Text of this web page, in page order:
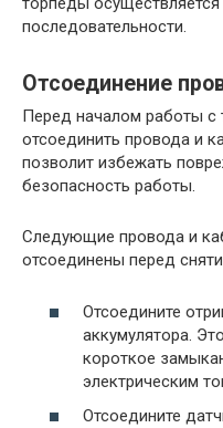
последовательности.
Отсоединение
Перед началом работы с
отсоединить провода и
позволит избежать
безопасность работы.
Следующие провода и
отсоединены перед
Отсоедините
аккумулятора.
короткое
электрическим
Отсоедините